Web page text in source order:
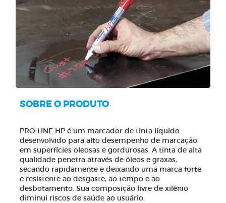
SOBRE O PRODUTO
PRO-LINE HP é um marcador de tinta líquido
desenvolvido para alto desempenho de marcação
em superfícies oleosas e gordurosas. A tinta de alta
qualidade penetra através de óleos e graxas,
secando rapidamente e deixando uma marca forte
e resistente ao desgaste, ao tempo e ao
desbotamento. Sua composição livre de xilênio
diminui riscos de saúde ao usuário.